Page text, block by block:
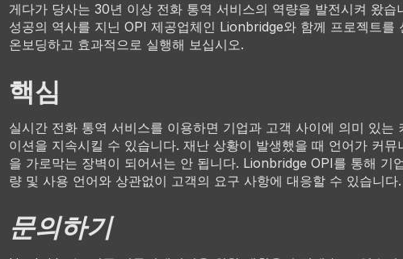
게다가 당사는 30년 이상 전화 통역 서비스의 역량을 발전시켜 왔습
성공의 역사를 지닌 OPI 제공업체인 Lionbridge와 함께 프로젝트를
온보딩하고 효과적으로 실행해 보십시오.
핵심
실시간 전화 통역 서비스를 이용하면 기업과 고객 사이에 의미 있는
이션을 지속시킬 수 있습니다. 재난 상황이 발생했을 때 언어가 커뮤
을 가로막는 장벽이 되어서는 안 됩니다. Lionbridge OPI를 통해 기
량 및 사용 언어와 상관없이 고객의 요구 사항에 대응할 수 있습니다.
문의하기